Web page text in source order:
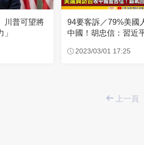
川普可望將
94要客訴／79%美國
中國！胡忠信：習近
2023/03/01 17:25
上一頁